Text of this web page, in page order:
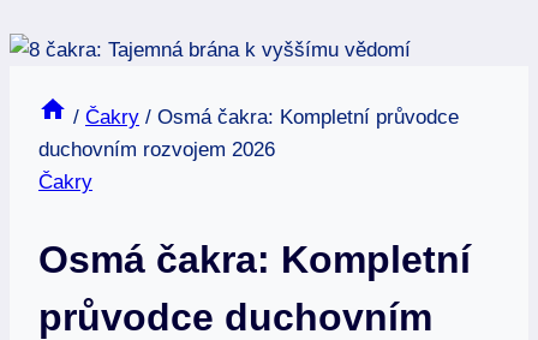
/ Čakry / Osmá čakra: Kompletní průvodce
duchovním rozvojem 2026
Čakry
Osmá čakra: Kompletní
průvodce duchovním